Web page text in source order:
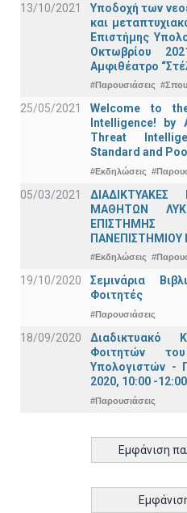
13/10/2021
Υποδοχή των
και
Επιστήμης
Οκτωβρίου
Αμφιθέατρο
#Παρουσιάσεις
25/05/2021
Welcome to
Intelligence! by
Threat
Standard and
#Εκδηλώσεις
05/03/2021
ΔΙΑΔΙΚΤΥΑΚΕΣ
ΜΑΘΗΤΩΝ
ΠΑΝΕΠΙΣΤΗΜΙΟΥ
#Εκδηλώσεις
19/10/2020
Σεμινάρια
Φοιτητές
#Παρουσιάσεις
18/09/2020
Διαδικτυακό
Φοιτητών
Υπολογιστών -
2020, 10:00 -12:00
#Παρουσιάσεις
Εμφάνιση